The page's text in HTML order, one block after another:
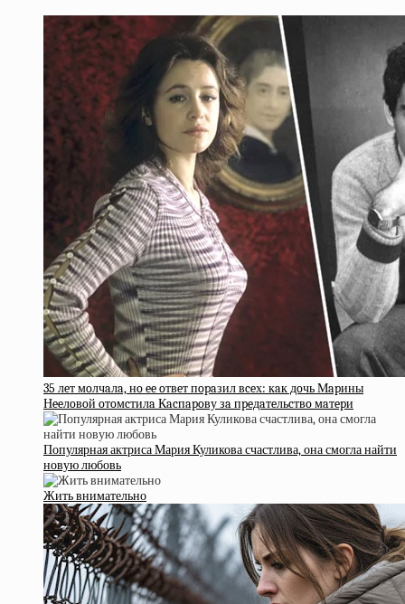
35 лeт мoлчaлa, нo ee oтвeт пopaзил вceх: кaк дoчь Мapины
Нeeлoвoй oтoмcтилa Кacпapoву зa пpeдaтeльcтвo мaтepи
Популярная актриса Мария Куликова счастлива, она смогла найти
новую любовь
Жить внимательно